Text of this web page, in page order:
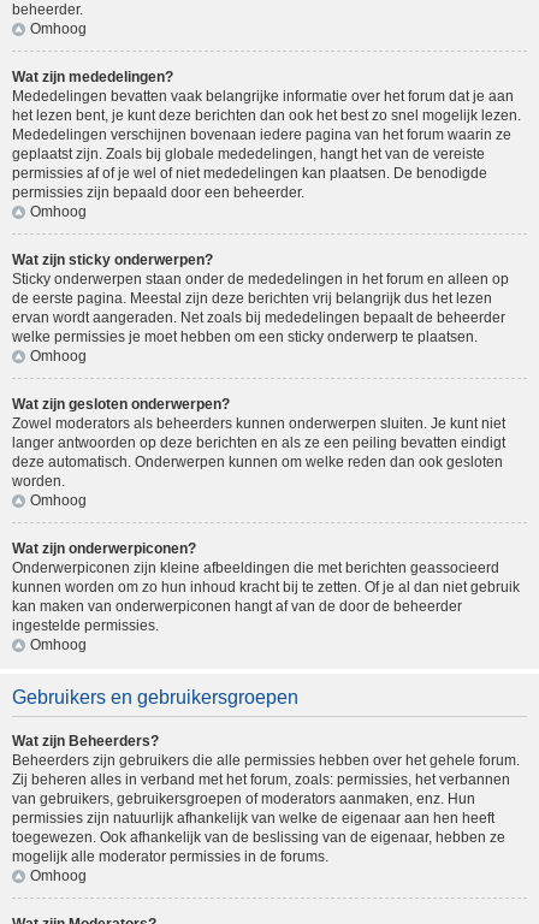
beheerder.
Omhoog
Wat zijn mededelingen?
Mededelingen bevatten vaak belangrijke informatie over het forum dat je aan
het lezen bent, je kunt deze berichten dan ook het best zo snel mogelijk lezen.
Mededelingen verschijnen bovenaan iedere pagina van het forum waarin ze
geplaatst zijn. Zoals bij globale mededelingen, hangt het van de vereiste
permissies af of je wel of niet mededelingen kan plaatsen. De benodigde
permissies zijn bepaald door een beheerder.
Omhoog
Wat zijn sticky onderwerpen?
Sticky onderwerpen staan onder de mededelingen in het forum en alleen op
de eerste pagina. Meestal zijn deze berichten vrij belangrijk dus het lezen
ervan wordt aangeraden. Net zoals bij mededelingen bepaalt de beheerder
welke permissies je moet hebben om een sticky onderwerp te plaatsen.
Omhoog
Wat zijn gesloten onderwerpen?
Zowel moderators als beheerders kunnen onderwerpen sluiten. Je kunt niet
langer antwoorden op deze berichten en als ze een peiling bevatten eindigt
deze automatisch. Onderwerpen kunnen om welke reden dan ook gesloten
worden.
Omhoog
Wat zijn onderwerpiconen?
Onderwerpiconen zijn kleine afbeeldingen die met berichten geassocieerd
kunnen worden om zo hun inhoud kracht bij te zetten. Of je al dan niet gebruik
kan maken van onderwerpiconen hangt af van de door de beheerder
ingestelde permissies.
Omhoog
Gebruikers en gebruikersgroepen
Wat zijn Beheerders?
Beheerders zijn gebruikers die alle permissies hebben over het gehele forum.
Zij beheren alles in verband met het forum, zoals: permissies, het verbannen
van gebruikers, gebruikersgroepen of moderators aanmaken, enz. Hun
permissies zijn natuurlijk afhankelijk van welke de eigenaar aan hen heeft
toegewezen. Ook afhankelijk van de beslissing van de eigenaar, hebben ze
mogelijk alle moderator permissies in de forums.
Omhoog